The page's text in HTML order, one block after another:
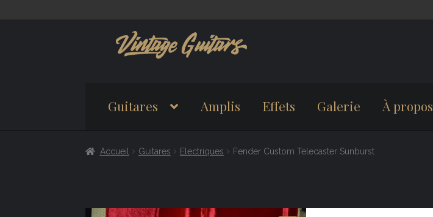
la
au
contenu
Guitares Amplis Effets Galerie À propos
Accueil Guitares Electriques Fender Custom Telecaster Sunburst